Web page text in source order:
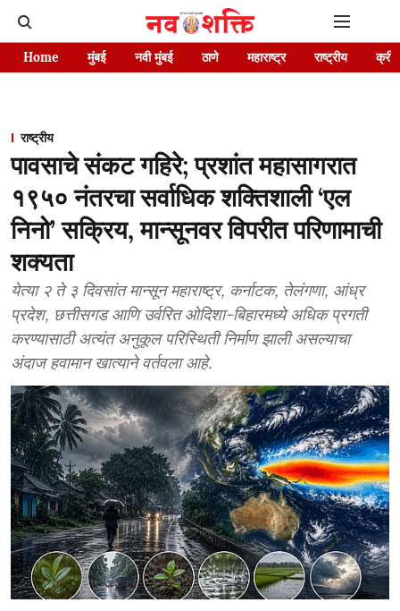
Home मुंबई नवी मुंबई ठाणे महाराष्ट्र राष्ट्रीय
राष्ट्रीय
पावसाचे संकट गहिरे; प्रशांत महासागरात
१९५० नंतरचा सर्वाधिक शक्तिशाली ‘एल
निनो’ सक्रिय, मान्सूनवर विपरीत परिणामाची
शक्यता
येत्या २ ते ३ दिवसांत मान्सून महाराष्ट्र, कर्नाटक, तेलंगणा, आंध्र
प्रदेश, छत्तीसगड आणि उर्वरित ओदिशा-बिहारमध्ये अधिक प्रगती
करण्यासाठी अत्यंत अनुकूल परिस्थिती निर्माण झाली असल्याचा
अंदाज हवामान खात्याने वर्तवला आहे.